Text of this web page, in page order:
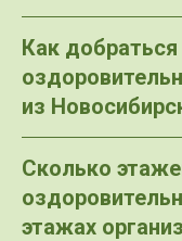
Как
из
Сколько
этажах